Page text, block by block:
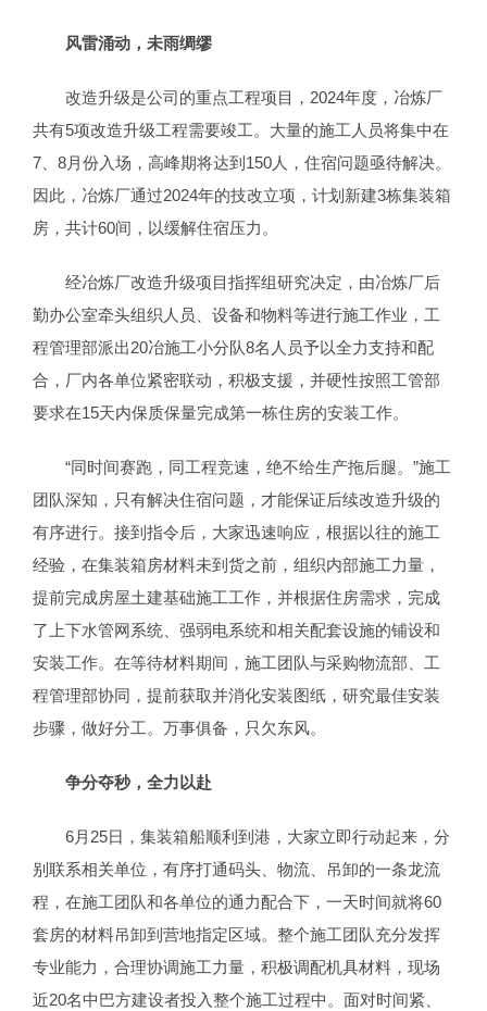
风雷涌动 ，未雨绸缪
改造升级是公司的重点工程项目，2024年度，冶炼厂
共有5项改造升级工程需要竣工。大量的施工人员将集中在
7、8月份入场，高峰期将达到150人，住宿问题亟待解决。
因此，冶炼厂通过2024年的技改立项，计划新建3栋集装箱
房，共计60间，以缓解住宿压力。
经冶炼厂改造升级项目指挥组研究决定，由冶炼厂后
勤办公室牵头组织人员、设备和物料等进行施工作业，工
程管理部派出20冶施工小分队8名人员予以全力支持和配
合，厂内各单位紧密联动，积极支援，并硬性按照工管部
要求在15天内保质保量完成第一栋住房的安装工作。
“同时间赛跑，同工程竞速，绝不给生产拖后腿。”施工
团队深知，只有解决住宿问题，才能保证后续改造升级的
有序进行。接到指令后，大家迅速响应，根据以往的施工
经验，在集装箱房材料未到货之前，组织内部施工力量，
提前完成房屋土建基础施工工作，并根据住房需求，完成
了上下水管网系统、强弱电系统和相关配套设施的铺设和
安装工作。在等待材料期间，施工团队与采购物流部、工
程管理部协同，提前获取并消化安装图纸，研究最佳安装
步骤，做好分工。万事俱备，只欠东风。
争分夺秒，全力以赴
6月25日，集装箱船顺利到港，大家立即行动起来，分
别联系相关单位，有序打通码头、物流、吊卸的一条龙流
程，在施工团队和各单位的通力配合下，一天时间就将60
套房的材料吊卸到营地指定区域。整个施工团队充分发挥
专业能力，合理协调施工力量，积极调配机具材料，现场
近20名中巴方建设者投入整个施工过程中。面对时间紧、